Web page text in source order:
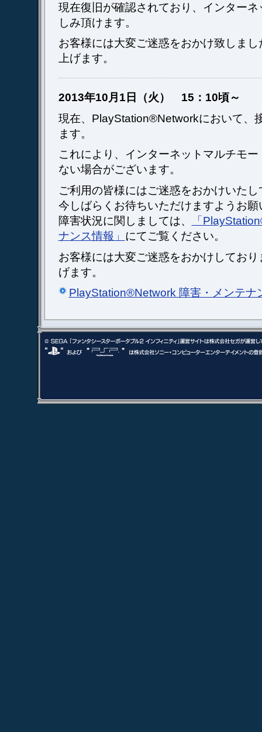
現在復旧が確認されており、インター
しみ頂けます。
お客様には大変ご迷惑をおかけ致しま
上げます。
2013年10月1日（火） 15：10頃～
現在、PlayStation®Networkにおいて、
ます。
これにより、インターネットマルチモ
ない場合がございます。
ご利用の皆様にはご迷惑をおかけいた
今しばらくお待ちいただけますようお
障害状況に関しましては、
「
ナンス情報」 にてご覧ください。
お客様には大変ご迷惑をおかけしてお
げます。
PlayStation®Network 障害・メンテナ